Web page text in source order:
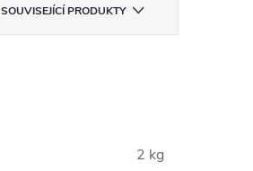
SOUVISEJÍCÍ PRODUKTY
2 kg